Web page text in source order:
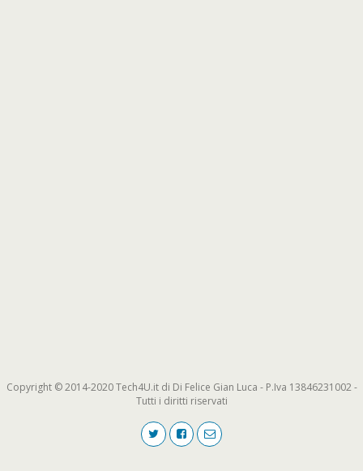
Copyright © 2014-2020 Tech4U.it di Di Felice Gian Luca - P.Iva 13846231002 -
Tutti i diritti riservati